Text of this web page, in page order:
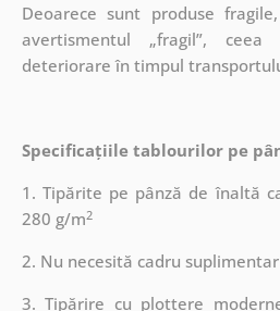
Deoarece sunt produse
avertismentul „fragil”,
deteriorare în timpul
Specificațiile tablourilor pe
1. Tipărite pe pânză de înaltă
280 g/m2
2. Nu necesită cadru suplimentar
3. Tipărire cu plottere